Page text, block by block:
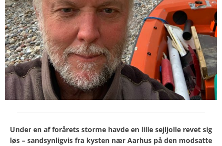
Under en af forårets storme havde en lille sejljolle revet sig
løs – sandsynligvis fra kysten nær Aarhus på den modsatte